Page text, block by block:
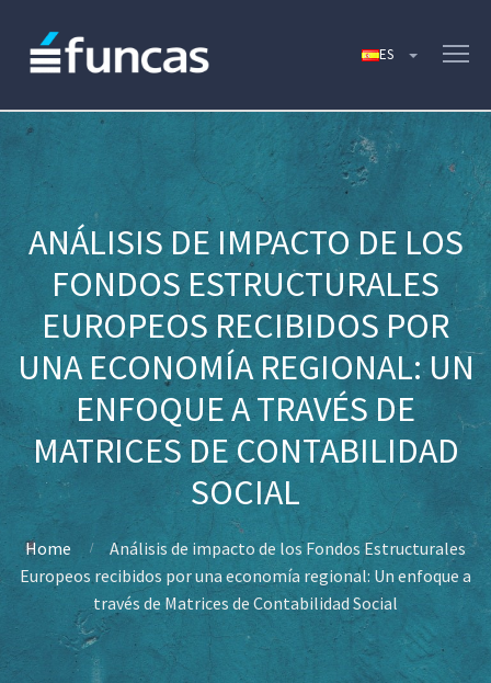
ANÁLISIS DE IMPACTO DE LOS
FONDOS ESTRUCTURALES
EUROPEOS RECIBIDOS POR
UNA ECONOMÍA REGIONAL: UN
ENFOQUE A TRAVÉS DE
MATRICES DE CONTABILIDAD
SOCIAL
Home
Análisis de impacto de los Fondos Estructurales
Europeos recibidos por una economía regional: Un enfoque a
través de Matrices de Contabilidad Social